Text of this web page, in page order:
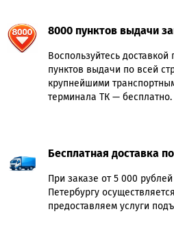
8000 пунктов выдачи
Воспользуйтесь
пунктов выдачи по всей
крупнейшими
терминала ТК — бесплатно.
Бесплатная доставка
При заказе от 5 000
Петербургу
предоставляем услуги